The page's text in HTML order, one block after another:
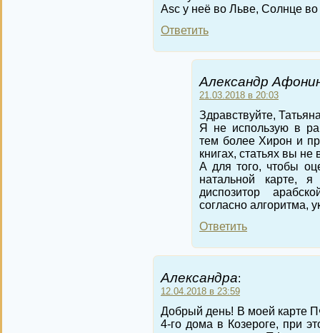
Asc у неё во Льве, Солнце
Ответить
Александр
21.03.2018 в 20:03
Здравствуйте,
Я не использую в
тем более Хирон и
книгах, статьях вы не
А для того, чтобы
натальной карте,
диспозитор
согласно алгоритма,
Ответить
Александра:
12.04.2018 в 23:59
Добрый день! В моей карте
4-го дома в Козероге, при